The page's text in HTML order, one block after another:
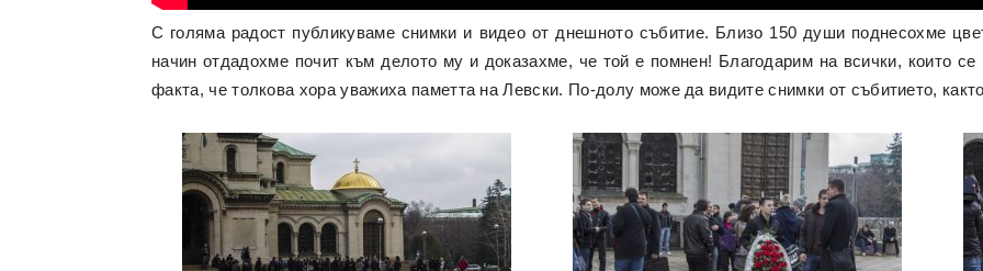
С голяма радост публикуваме снимки и видео от днешното събитие. Близо 150 души поднесохме
начин отдадохме почит към делото му и доказахме, че той е помнен! Благодарим на всички, които
факта, че толкова хора уважиха паметта на Левски. По-долу може да видите снимки от събитието,